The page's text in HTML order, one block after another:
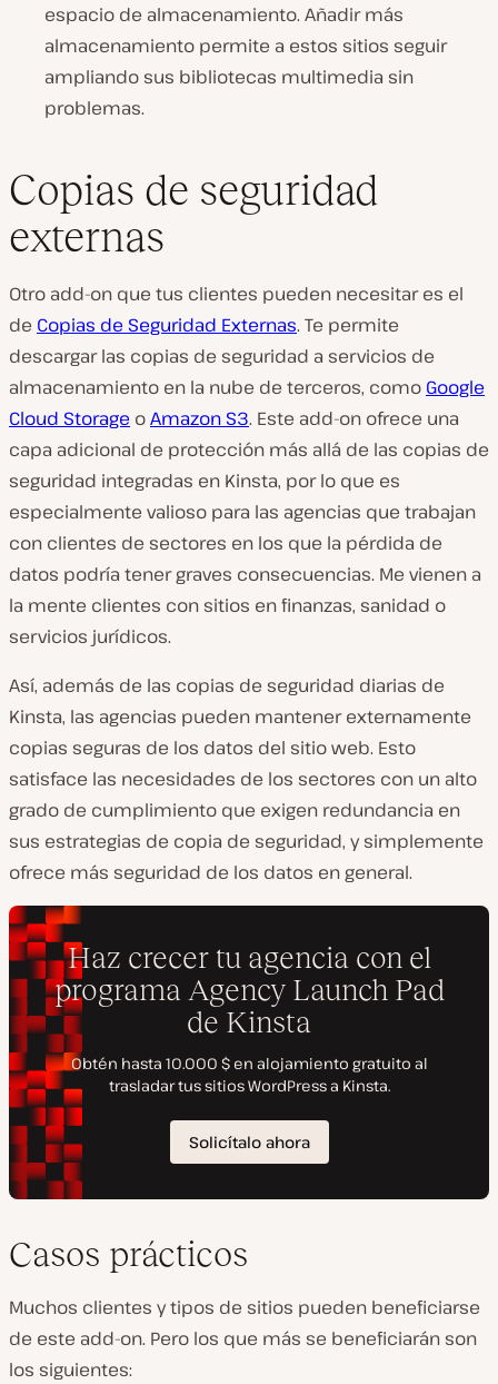
espacio de almacenamiento. Añadir más
almacenamiento permite a estos sitios seguir
ampliando sus bibliotecas multimedia sin
problemas.
Copias de seguridad
externas
Otro add-on que tus clientes pueden necesitar es el
de Copias de Seguridad Externas. Te permite
descargar las copias de seguridad a servicios de
almacenamiento en la nube de terceros, como Google
Cloud Storage oAmazon S3. Este add-on ofrece una
capa adicional de protección más allá de las copias de
seguridad integradas en Kinsta, por lo que es
especialmente valioso para las agencias que trabajan
con clientes de sectores en los que la pérdida de
datos podría tener graves consecuencias. Me vienen a
la mente clientes con sitios en finanzas, sanidad o
servicios jurídicos.
Así, además de las copias de seguridad diarias de
Kinsta, las agencias pueden mantener externamente
copias seguras de los datos del sitio web. Esto
satisface las necesidades de los sectores con un alto
grado de cumplimiento que exigen redundancia en
sus estrategias de copia de seguridad, y simplemente
ofrece más seguridad de los datos en general.
Casos prácticos
Muchos clientes y tipos de sitios pueden beneficiarse
de este add-on. Pero los que más se beneficiarán son
los siguientes: